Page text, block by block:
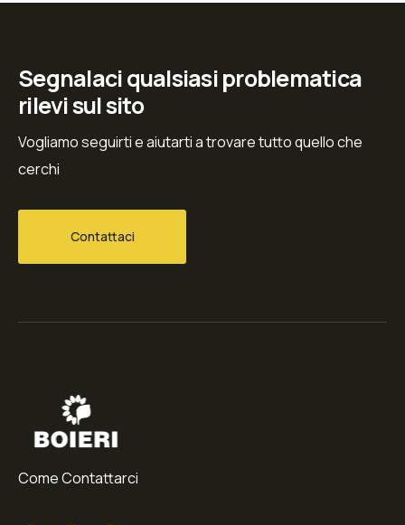
Segnalaci qualsiasi problematica
rilevi sul sito
Vogliamo seguirti e aiutarti a trovare tutto quello che
cerchi
Contattaci
Come Contattarci